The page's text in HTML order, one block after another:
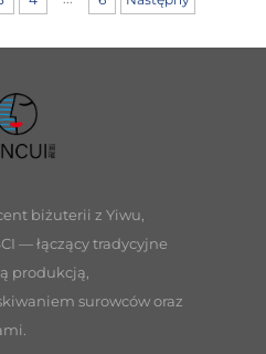
biżuterii z Yiwu,
— łączący tradycyjne
produkcją,
surowców oraz